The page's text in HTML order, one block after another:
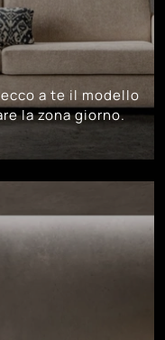
a te il modello
la zona giorno.